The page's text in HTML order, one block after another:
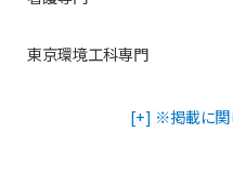
東京環境工科専門
[+] ※掲載に関